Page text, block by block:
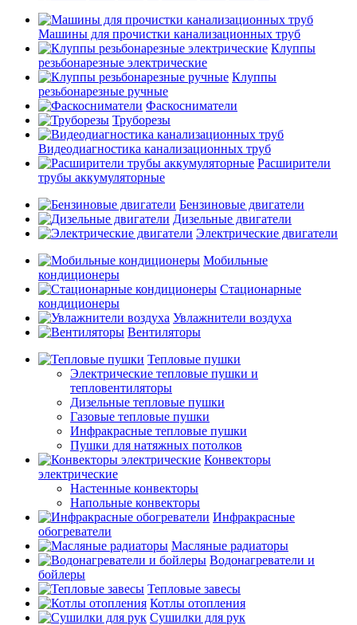
Машины для прочистки канализационных труб
Клуппы
резьбонарезные электрические
Клуппы
резьбонарезные ручные
Фаскосниматели
Труборезы
Видеодиагностика канализационных труб
Расширители
трубы аккумуляторные
Бензиновые двигатели
Дизельные двигатели
Электрические двигатели
Мобильные
кондиционеры
Стационарные
кондиционеры
Увлажнители воздуха
Вентиляторы
Тепловые пушки
Электрические тепловые пушки и
тепловентиляторы
Дизельные тепловые пушки
Газовые тепловые пушки
Инфракрасные тепловые пушки
Пушки для натяжных потолков
Конвекторы
электрические
Настенные конвекторы
Напольные конвекторы
Инфракрасные
обогреватели
Масляные радиаторы
Водонагреватели и
бойлеры
Тепловые завесы
Котлы отопления
Сушилки для рук